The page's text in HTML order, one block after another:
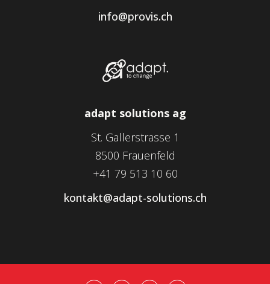
info@provis.ch
adapt solutions ag
St. Gallerstrasse 1
8500 Frauenfeld
+41 79 513 10 60
kontakt@adapt-solutions.ch